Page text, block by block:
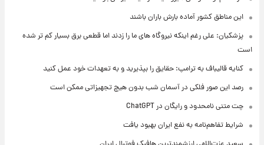
این مناطق کشور آماده بارش باران باشند
پزشکیان: علی رغم اینکه نیروگاه های ما را زدند اما قطعی برق بسیار کم تر شده
است
کنایه قالیباف به ترامپ: حقایق را بپذیرید و به تعهدات خود عمل کنید
رصد این صور فلکی در آسمان شب بدون هیچ تجهیزاتی ممکن است
چت متنی نامحدود و رایگان در ChatGPT
شرایط تفاهم‌نامه به نفع ایران بهبود یافت